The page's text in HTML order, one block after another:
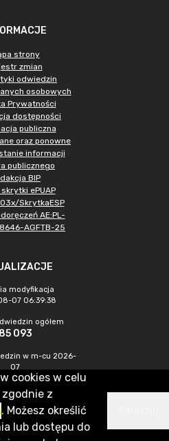
strony
zmian
odwiedzin
osobowych
Prywatności
dostępności
publiczna
oraz ponowne
informacji
publicznego
BIP
ePUAP
SkrytkaESP
AE:PL-
AGFTB-25
modyfikacja
07 06:39:38
ogółem
85 093
w m-cu 2026-
07
297
cookies w celu
zgodnie z
. Możesz określić
lub dostępu do